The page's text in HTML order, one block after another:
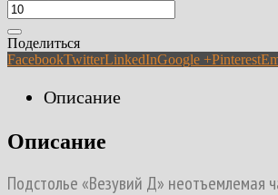
Поделиться
FacebookTwitterLinkedInGoogle +Pinterest
Описание
Описание
Подстолье «Везувий Д» неотъемлемая